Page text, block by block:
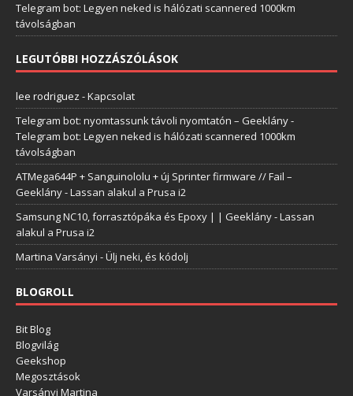
Telegram bot: Legyen neked is hálózati scannered 1000km
távolságban
LEGUTÓBBI HOZZÁSZÓLÁSOK
lee rodriguez -Kapcsolat
Telegram bot: nyomtassunk távoli nyomtatón – Geeklány-
Telegram bot: Legyen neked is hálózati scannered 1000km
távolságban
ATMega644P + Sanguinololu + új Sprinter firmware // Fail –
Geeklány-Lassan alakul a Prusa i2
Samsung NC10, forrasztópáka és Epoxy | | Geeklány-Lassan
alakul a Prusa i2
Martina Varsányi -Ülj neki, és kódolj
BLOGROLL
Bit Blog
Blogvilág
Geekshop
Megosztások
Varsányi Martina